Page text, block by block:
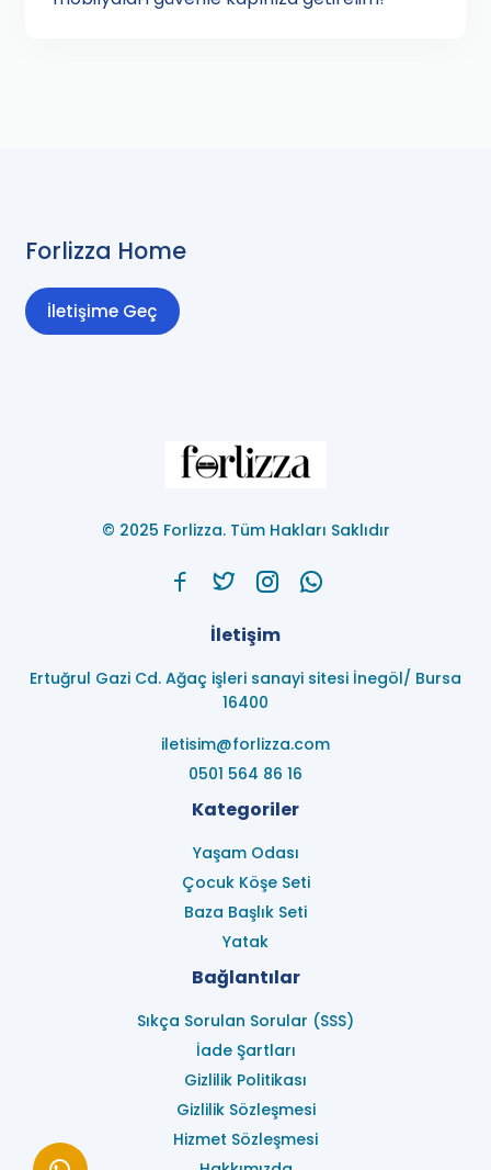
Forlizza Home
İletişime Geç
© 2025 Forlizza. Tüm Hakları Saklıdır
İletişim
Ertuğrul Gazi Cd. Ağaç işleri sanayi sitesi İnegöl/ Bursa
16400
iletisim@forlizza.com
0501 564 86 16
Kategoriler
Yaşam Odası
Çocuk Köşe Seti
Baza Başlık Seti
Yatak
Bağlantılar
Sıkça Sorulan Sorular (SSS)
İade Şartları
Gizlilik Politikası
Gizlilik Sözleşmesi
Hizmet Sözleşmesi